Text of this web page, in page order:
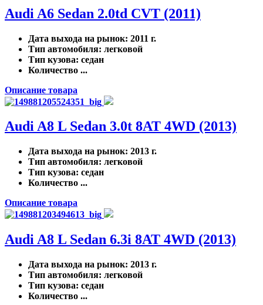
Audi A6 Sedan 2.0td CVT (2011)
Дата выхода на рынок: 2011 г.
Тип автомобиля: легковой
Тип кузова: седан
Количество ...
Описание товара
Audi A8 L Sedan 3.0t 8AT 4WD (2013)
Дата выхода на рынок: 2013 г.
Тип автомобиля: легковой
Тип кузова: седан
Количество ...
Описание товара
Audi A8 L Sedan 6.3i 8AT 4WD (2013)
Дата выхода на рынок: 2013 г.
Тип автомобиля: легковой
Тип кузова: седан
Количество ...